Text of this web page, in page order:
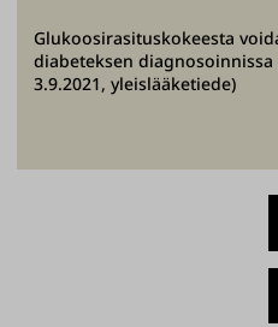
Glukoosirasituskokeesta
diabeteksen diagnosoinnissa
3.9.2021, yleislääketiede)